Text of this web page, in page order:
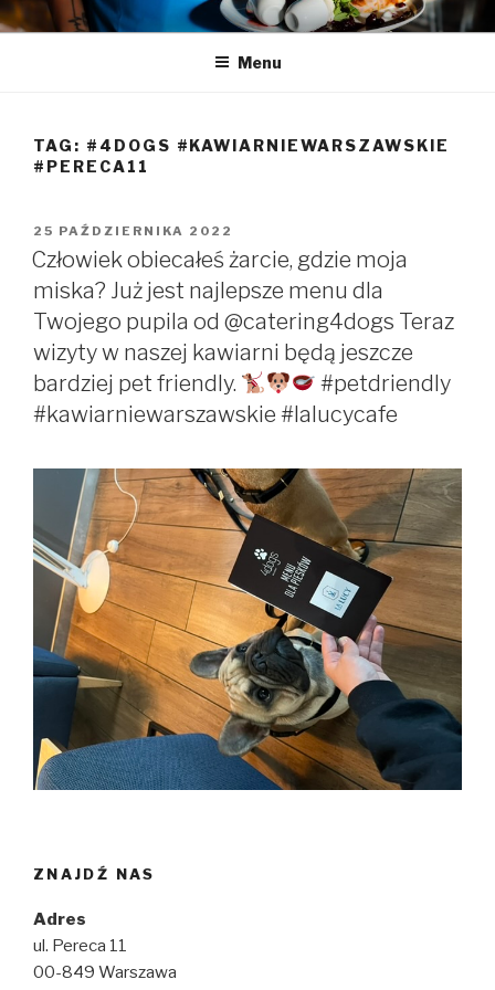
Przeskocz
do
LA LUCY
Zapraszamy na pyszną kawę i naleśniki
Menu
TAG: #4DOGS #KAWIARNIEWARSZAWSKIE
#PERECA11
OPUBLIKOWANE
W
25 PAŹDZIERNIKA 2022
Człowiek obiecałeś żarcie, gdzie moja
miska? Już jest najlepsze menu dla
Twojego pupila od @catering4dogs Teraz
wizyty w naszej kawiarni będą jeszcze
bardziej pet friendly.
#petdriendly
#kawiarniewarszawskie #lalucycafe
ZNAJDŹ NAS
Adres
ul. Pereca 11
00-849 Warszawa